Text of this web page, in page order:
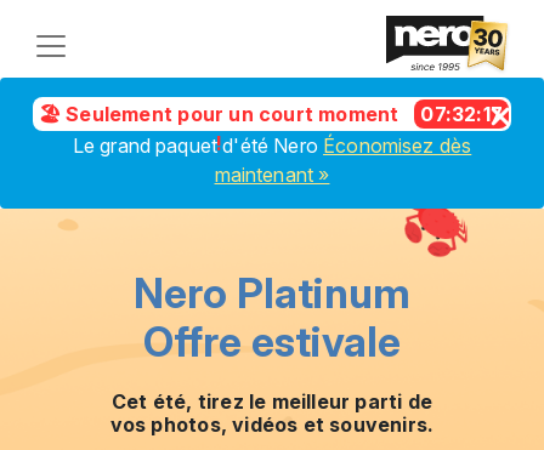
🏖️ Seulement pour un court moment
!
07:32:17
Le grand paquet d'été Nero Économisez dès
maintenant »
Nero Platinum
Offre estivale
Cet été, tirez le meilleur parti de
vos photos, vidéos et souvenirs.